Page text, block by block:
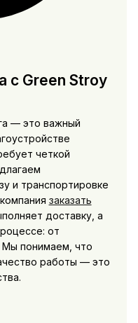
с Green Stroy
— это важный
четкой
и транспортировке
заказать
доставку, а
от
Мы понимаем, что
работы — это